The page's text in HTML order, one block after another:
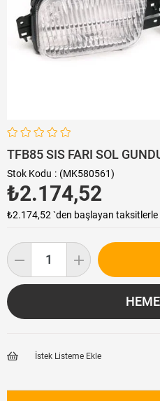
TFB85 SIS FARI SOL
Stok Kodu (MK580561)
₺2.174,52
₺2.174,52 `den başlayan taksitlerle
İstek Listeme Ekle